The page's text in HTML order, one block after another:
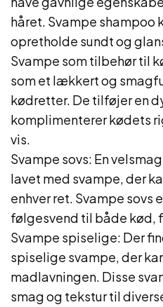
håret. Svampe shampoo
opretholde sundt og
Svampe som tilbehør til
som et lækkert og
kødretter. De tilføjer en
komplimenterer kødets
vis.
Svampe sovs: En
lavet med svampe, der
enhver ret. Svampe sovs
følgesvend til både kød,
Svampe spiselige: Der
spiselige svampe, der
madlavningen. Disse
smag og tekstur til